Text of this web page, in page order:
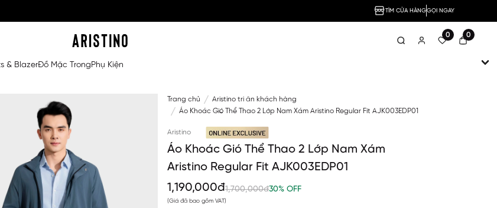
TÌM CỬA HÀNGGỌI NGAY
0 0
& BlazerĐồ Mặc TrongPhụ Kiện
Trang chủ
Aristino tri ân khách hàng
Áo Khoác Gió Thể Thao 2 Lớp Nam Xám Aristino Regular Fit AJK003EDP01
Aristino
Áo Khoác Gió Thể Thao 2 Lớp Nam Xám
Aristino Regular Fit AJK003EDP01
1,190,000đ1,700,000đ30% OFF
(Giá đã bao gồm VAT)